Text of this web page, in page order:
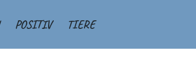
POSITIV TIERE